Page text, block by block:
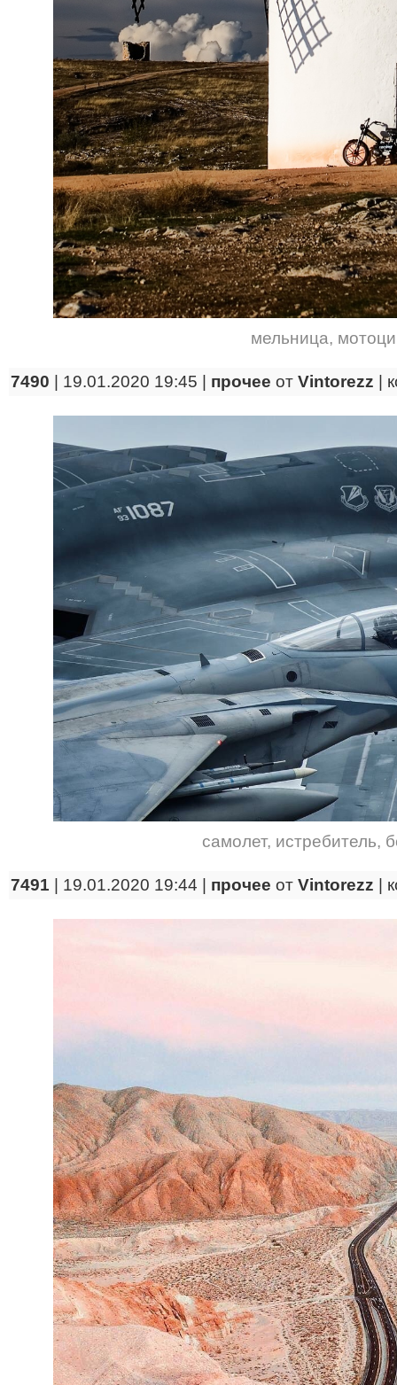
мельница,
7490 | 19.01.2020 19:45 | прочее от Vintorezz
самолет, истребитель,
7491 | 19.01.2020 19:44 | прочее от Vintorezz